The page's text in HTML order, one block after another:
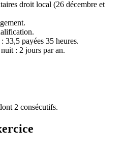
droit local (26 décembre et
33,5 payées 35 heures.
: 2 jours par an.
2 consécutifs.